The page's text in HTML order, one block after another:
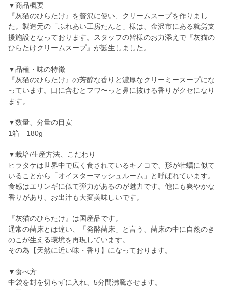
▼商品概要
『灰猫のひらたけ』を贅沢に使い、クリームスープを作りまし
た。製造元の「ふれあい工房たんと」様は、金沢市にある就労支
援施設となっております。スタッフの皆様のお力添えで『灰猫の
ひらたけクリームスープ』が誕生しました。
▼品種・味の特徴
『灰猫のひらたけ』の芳醇な香りと濃厚なクリーミースープにな
っています。口に含むとフワ〜っと鼻に抜ける香りがクセになり
ます。
▼数量、分量の目安
1箱 180g
▼栽培/生産方法、こだわり
ヒラタケは世界中で広く食されているキノコで、形が牡蠣に似て
いることから「オイスターマッシュルーム」と呼ばれています。
食感はエリンギに似て弾力があるのが魅力です。他にも爽やかな
香りがあり、お出汁も大変美味しいです。
『灰猫のひらたけ』は国産品です。
通常の菌床とは違い、「発酵菌床」と言う、菌床の中に自然のき
のこが生える環境を再現しています。
その為【天然に近い味・香り】になっております。
▼食べ方
中袋を封を切らずに入れ、5分間沸騰させます。